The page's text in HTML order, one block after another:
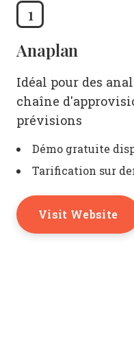
1
Anaplan
Idéal pour des
chaîne
prévisions
Démo gratuite
Tarification sur
Visit Website